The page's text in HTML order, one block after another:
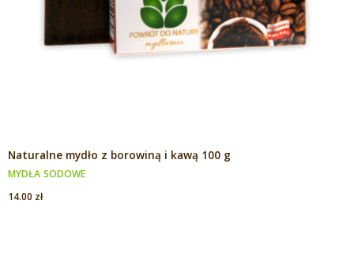
Naturalne mydło z borowiną i kawą 100 g
MYDŁA SODOWE
14.00 zł